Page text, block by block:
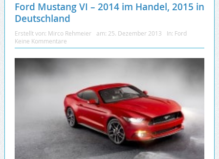
Ford Mustang VI – 2014 im Handel, 2015 in
Deutschland
Erstellt von: Mirco Rehmeier am: 25. Dezember 2013 In: Ford
Keine Kommentare